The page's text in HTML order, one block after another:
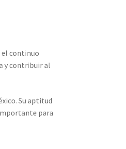
el continuo
y contribuir al
Su aptitud
para